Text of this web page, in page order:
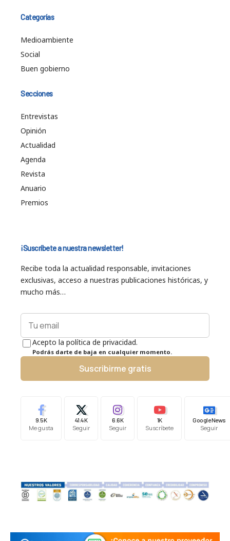
Categorías
Medioambiente
Social
Buen gobierno
Secciones
Entrevistas
Opinión
Actualidad
Agenda
Revista
Anuario
Premios
¡Suscríbete a nuestra newsletter!
Recibe toda la actualidad responsable, invitaciones
exclusivas, acceso a nuestras publicaciones históricas, y
mucho más…
Acepto la política de privacidad.
Podrás darte de baja en cualquier momento.
Suscribirme gratis
9.5K
Me gusta
41.4K
Seguir
6.6K
Seguir
1K
Suscríbete
Google News
Seguir